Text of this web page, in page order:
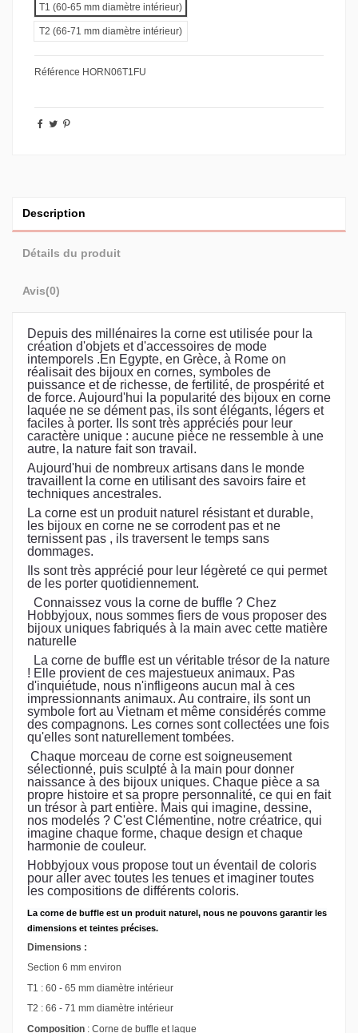
T1 (60-65 mm diamètre intérieur)
T2 (66-71 mm diamètre intérieur)
Référence HORN06T1FU
Description
Détails du produit
Avis(0)
Depuis des millénaires la corne est utilisée pour la
création d'objets et d'accessoires de mode
intemporels .En Egypte, en Grèce, à Rome on
réalisait des bijoux en cornes, symboles de
puissance et de richesse, de fertilité, de prospérité et
de force. Aujourd'hui la popularité des bijoux en corne
laquée ne se dément pas, ils sont élégants, légers et
faciles à porter. Ils sont très appréciés pour leur
caractère unique : aucune pièce ne ressemble à une
autre, la nature fait son travail.
Aujourd'hui de nombreux artisans dans le monde
travaillent la corne en utilisant des savoirs faire et
techniques ancestrales.
La corne est un produit naturel résistant et durable,
les bijoux en corne ne se corrodent pas et ne
ternissent pas , ils traversent le temps sans
dommages.
Ils sont très apprécié pour leur légèreté ce qui permet
de les porter quotidiennement.
Connaissez vous la corne de buffle ? Chez
Hobbyjoux, nous sommes fiers de vous proposer des
bijoux uniques fabriqués à la main avec cette matière
naturelle
La corne de buffle est un véritable trésor de la nature
! Elle provient de ces majestueux animaux. Pas
d'inquiétude, nous n'infligeons aucun mal à ces
impressionnants animaux. Au contraire, ils sont un
symbole fort au Vietnam et même considérés comme
des compagnons. Les cornes sont collectées une fois
qu'elles sont naturellement tombées.
Chaque morceau de corne est soigneusement
sélectionné, puis sculpté à la main pour donner
naissance à des bijoux uniques. Chaque pièce a sa
propre histoire et sa propre personnalité, ce qui en fait
un trésor à part entière. Mais qui imagine, dessine,
nos modelés ? C'est Clémentine, notre créatrice, qui
imagine chaque forme, chaque design et chaque
harmonie de couleur.
Hobbyjoux vous propose tout un éventail de coloris
pour aller avec toutes les tenues et imaginer toutes
les compositions de différents coloris.
La corne de buffle est un produit naturel, nous ne pouvons garantir les
dimensions et teintes précises.
Dimensions :
Section 6 mm environ
T1 : 60 - 65 mm diamètre intérieur
T2 : 66 - 71 mm diamètre intérieur
Composition : Corne de buffle et laque